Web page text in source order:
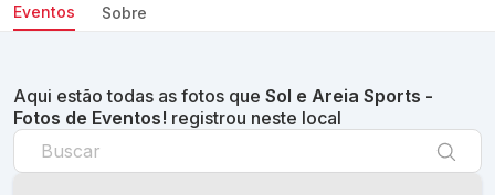
Eventos
Sobre
Aqui estão todas as fotos que Sol e Areia Sports -
Fotos de Eventos! registrou neste local